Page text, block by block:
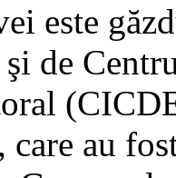
este
de
care au